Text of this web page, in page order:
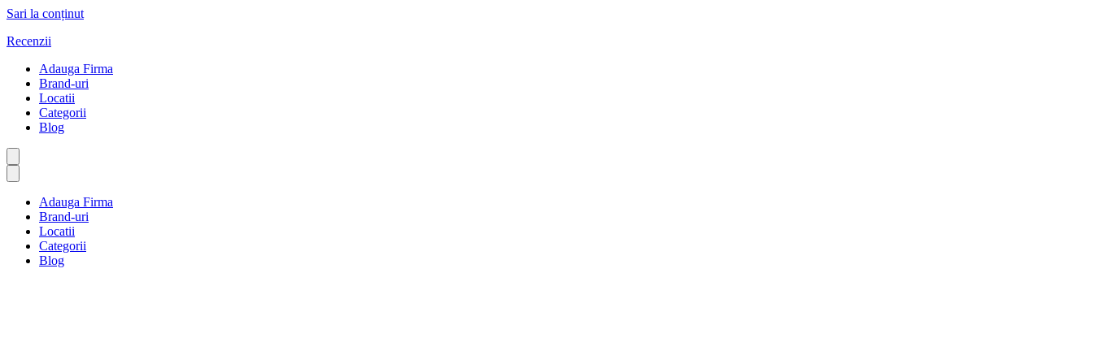
Sari la conținut
Recenzii
Adauga Firma
Brand-uri
Locatii
Categorii
Blog
Adauga Firma
Brand-uri
Locatii
Categorii
Blog